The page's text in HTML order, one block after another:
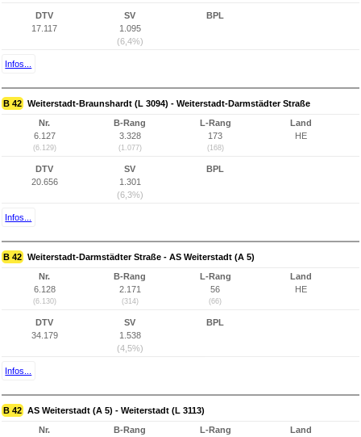
DTV
17.117
SV
1.095
(6,4%)
BPL
Infos...
B 42 Weiterstadt-Braunshardt (L 3094) - Weiterstadt-Darmstädter Straße
Nr.
6.127
(6.129)
B-Rang
3.328
(1.077)
L-Rang
173
(168)
Land
HE
DTV
20.656
SV
1.301
(6,3%)
BPL
Infos...
B 42 Weiterstadt-Darmstädter Straße - AS Weiterstadt (A 5)
Nr.
6.128
(6.130)
B-Rang
2.171
(314)
L-Rang
56
(66)
Land
HE
DTV
34.179
SV
1.538
(4,5%)
BPL
Infos...
B 42 AS Weiterstadt (A 5) - Weiterstadt (L 3113)
Nr.
B-Rang
L-Rang
Land